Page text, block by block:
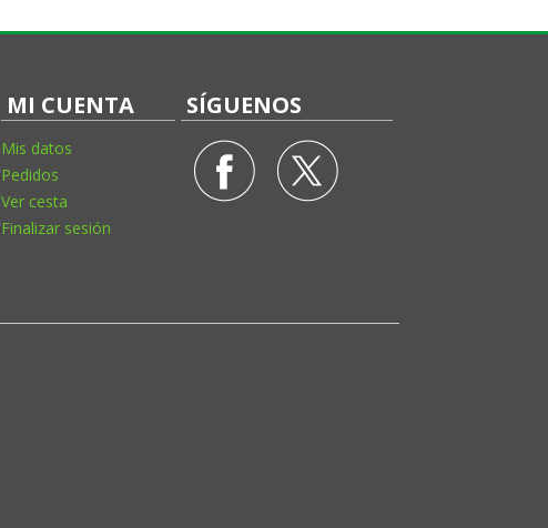
MI CUENTA
Mis datos
Pedidos
Ver cesta
Finalizar sesión
SÍGUENOS